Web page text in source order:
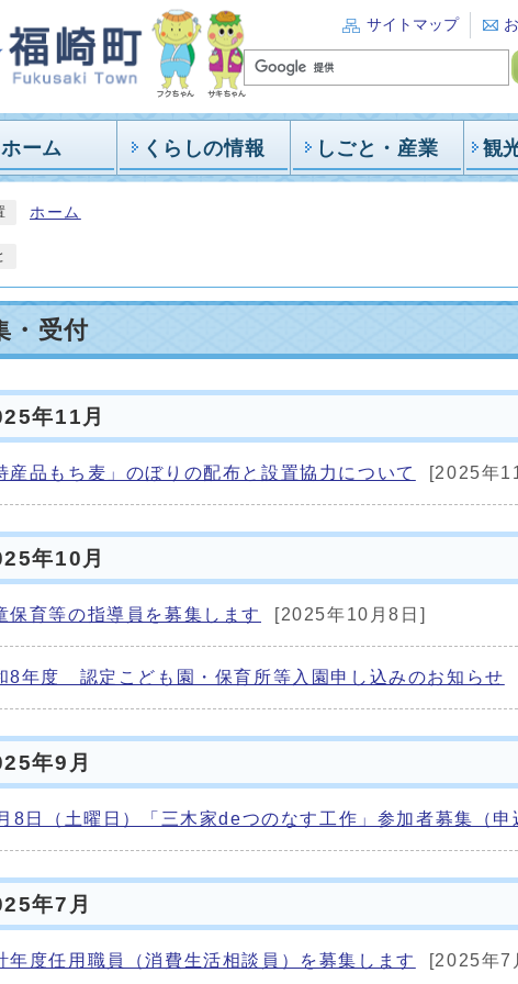
サイトマップ
ホーム くらしの情報 しごと・産業 観
ホーム
・受付
年11月
産品もち麦」のぼりの配布と設置協力について [2025年
年10月
保育等の指導員を募集します [2025年10月8日]
8年度 認定こども園・保育所等入園申し込みのお知らせ
年9月
8日（土曜日）「三木家deつのなす工作」参加者募集（申
年7月
年度任用職員（消費生活相談員）を募集します [2025年7